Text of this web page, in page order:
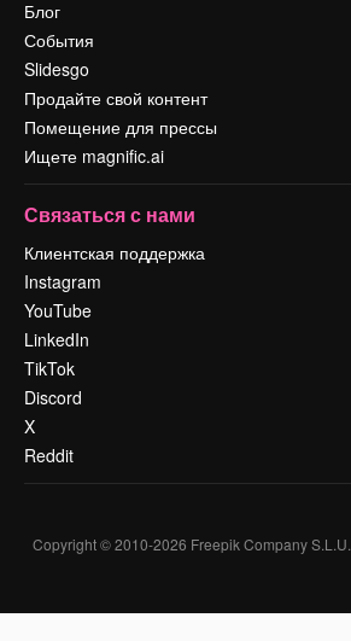
Блог
События
Slidesgo
Продайте свой контент
Помещение для прессы
Ищете magnific.ai
Связаться с нами
Клиентская поддержка
Instagram
YouTube
LinkedIn
TikTok
Discord
X
Reddit
Copyright © 2010-2026 Freepik Company S.L.U.